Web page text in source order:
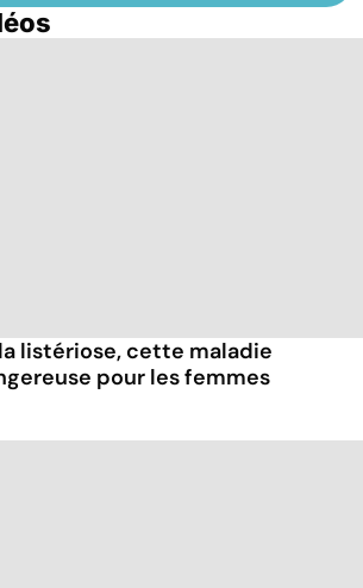
listériose, cette maladie
pour les femmes